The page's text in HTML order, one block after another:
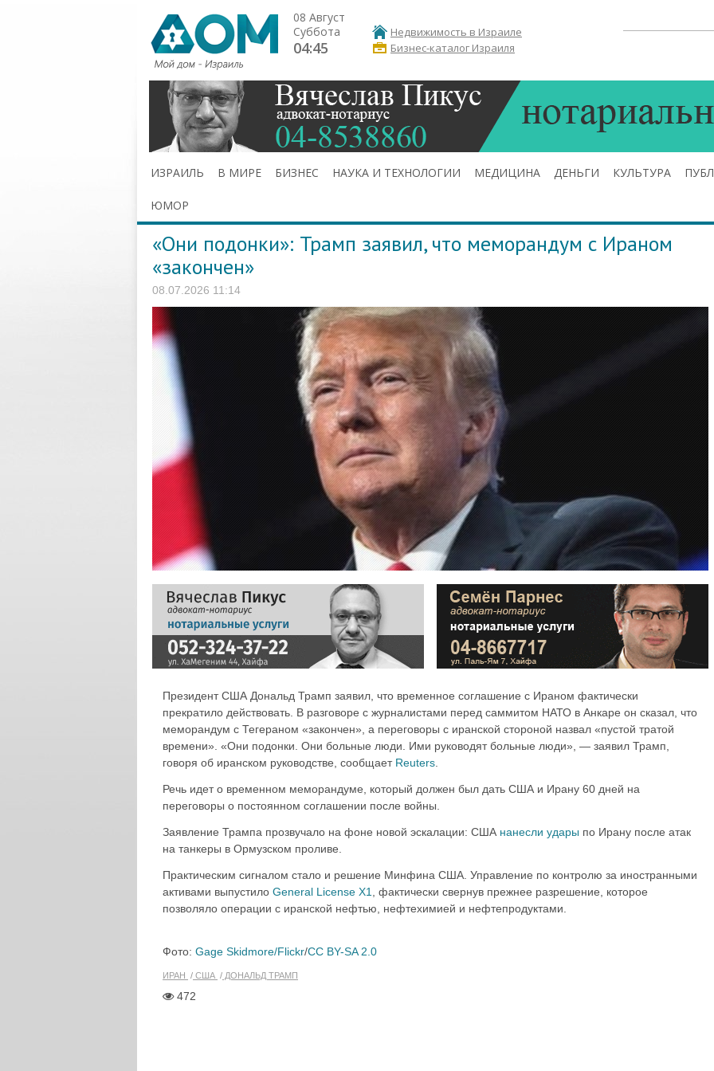
08 Август
Суббота
04:45
Недвижимость в Израиле
Бизнес-каталог Израиля
ИЗРАИЛЬ В МИРЕ БИЗНЕС НАУКА И ТЕХНОЛОГИИ МЕДИЦИНА ДЕНЬГИ КУЛЬТУРА
ЮМОР
«Они подонки»: Трамп заявил, что меморандум с Ираном
«закончен»
08.07.2026 11:14
Президент США Дональд Трамп заявил, что временное соглашение с Ираном фактически
прекратило действовать. В разговоре с журналистами перед саммитом НАТО в Анкаре он сказал, что
меморандум с Тегераном «закончен», а переговоры с иранской стороной назвал «пустой тратой
времени». «Они подонки. Они больные люди. Ими руководят больные люди», — заявил Трамп,
говоря об иранском руководстве, сообщает Reuters
Речь идет о временном меморандуме, который должен был дать США и Ирану 60 дней на
переговоры о постоянном соглашении после войны.
Заявление Трампа прозвучало на фоне новой эскалации: США нанесли удары по Ирану после атак
на танкеры в Ормузском проливе.
Практическим сигналом стало и решение Минфина США. Управление по контролю за иностранными
активами выпустило General License X1
, фактически свернув прежнее разрешение, которое
позволяло операции с иранской нефтью, нефтехимией и нефтепродуктами.
Фото: Gage Skidmore/Flickr/CC BY-SA 2.0
ИРАН США ДОНАЛЬД ТРАМП
472